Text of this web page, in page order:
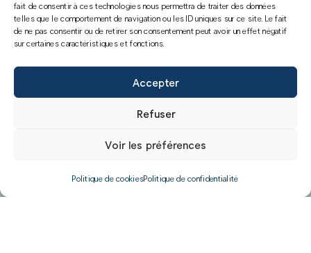
fait de consentir à ces technologies nous permettra de traiter des données
telles que le comportement de navigation ou les ID uniques sur ce site. Le fait
de ne pas consentir ou de retirer son consentement peut avoir un effet négatif
sur certaines caractéristiques et fonctions.
Accepter
Refuser
Voir les préférences
Politique de cookiesPolitique de confidentialité